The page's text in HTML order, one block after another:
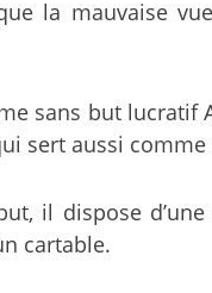
la mauvaise
sans but lucratif
sert aussi
il dispose
cartable.